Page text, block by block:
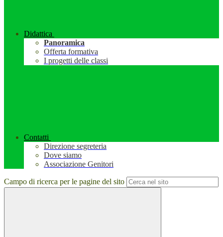
Didattica
Panoramica
Offerta formativa
I progetti delle classi
Contatti
Direzione segreteria
Dove siamo
Associazione Genitori
Campo di ricerca per le pagine del sito